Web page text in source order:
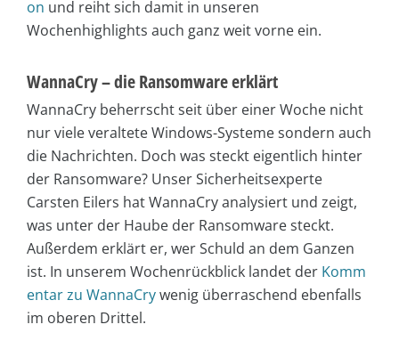
on und reiht sich damit in unseren
Wochenhighlights auch ganz weit vorne ein.
WannaCry – die Ransomware erklärt
WannaCry beherrscht seit über einer Woche nicht
nur viele veraltete Windows-Systeme sondern auch
die Nachrichten. Doch was steckt eigentlich hinter
der Ransomware? Unser Sicherheitsexperte
Carsten Eilers hat WannaCry analysiert und zeigt,
was unter der Haube der Ransomware steckt.
Außerdem erklärt er, wer Schuld an dem Ganzen
ist. In unserem Wochenrückblick landet der Komm
entar zu WannaCrywenig überraschend ebenfalls
im oberen Drittel.